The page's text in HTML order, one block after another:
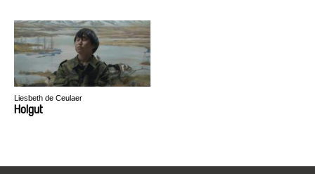
Liesbeth de Ceulaer
Holgut